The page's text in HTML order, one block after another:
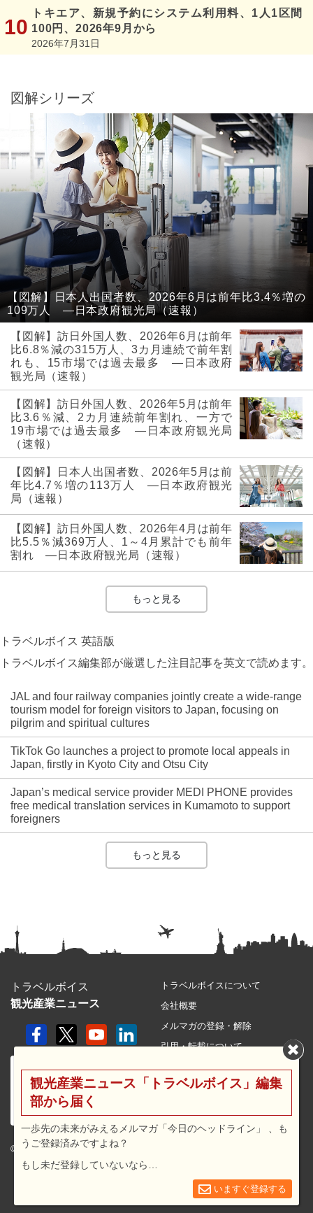
トキエア、新規予約にシステム利用料、1人1区間
100円、2026年9月から
2026年7月31日
図解シリーズ
【図解】日本人出国者数、2026年6月は前年比3.4％増の
109万人 ―日本政府観光局（速報）
【図解】訪日外国人数、2026年6月は前年
比6.8％減の315万人、3カ月連続で前年割
れも、15市場では過去最多 ―日本政府
観光局（速報）
【図解】訪日外国人数、2026年5月は前年
比3.6％減、2カ月連続前年割れ、一方で
19市場では過去最多 ―日本政府観光局
（速報）
【図解】日本人出国者数、2026年5月は前
年比4.7％増の113万人 ―日本政府観光
局（速報）
【図解】訪日外国人数、2026年4月は前年
比5.5％減369万人、1～4月累計でも前年
割れ ―日本政府観光局（速報）
もっと見る
トラベルボイス 英語版
トラベルボイス編集部が厳選した注目記事を英文で読めます。
JAL and four railway companies jointly create a wide-range
tourism model for foreign visitors to Japan, focusing on
pilgrim and spiritual cultures
TikTok Go launches a project to promote local appeals in
Japan, firstly in Kyoto City and Otsu City
Japan’s medical service provider MEDI PHONE provides
free medical translation services in Kumamoto to support
foreigners
もっと見る
トラベルボイス
観光産業ニュース
© 2026 travel voice.
トラベルボイスについて
会社概要
メルマガの登録・解除
引用・転載について
利用規約
広告メニュー・料金
観光産業ニュース「トラベルボイス」編集
部から届く
一歩先の未来がみえるメルマガ「今日のヘッドライン」 、も
うご登録済みですよね？
もし未だ登録していないなら…
いますぐ登録する